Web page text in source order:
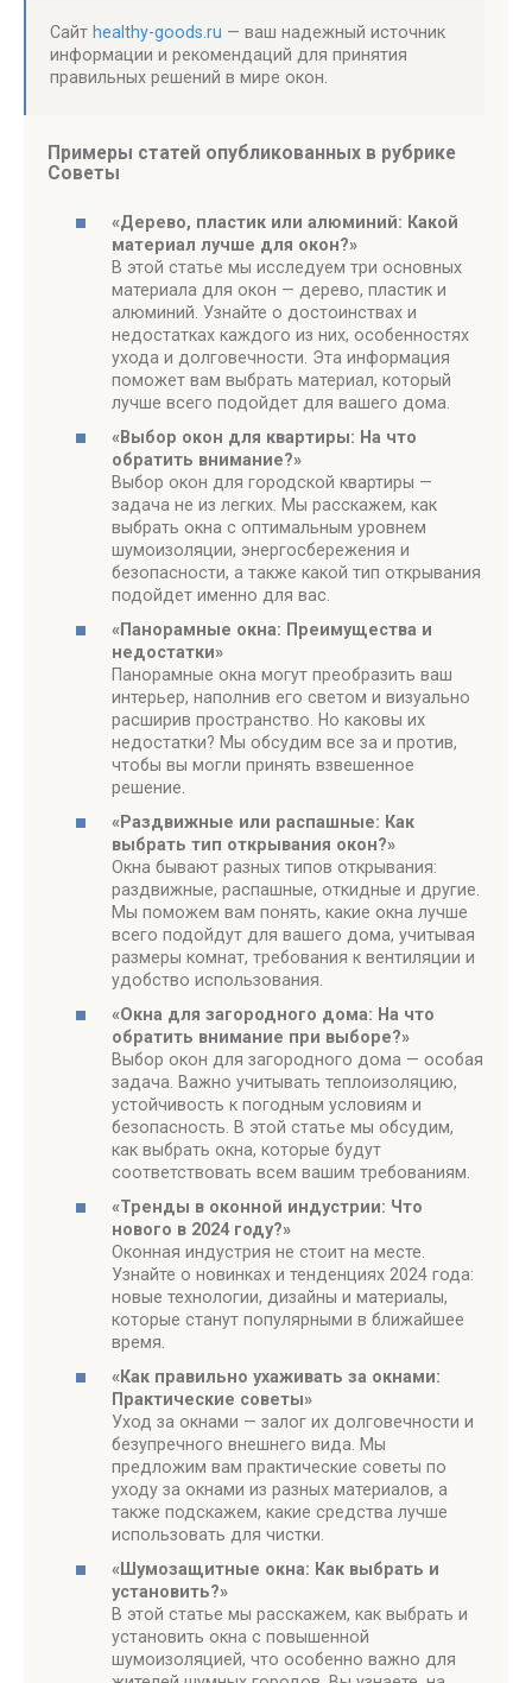
Сайт healthy-goods.ru — ваш надежный источник
информации и рекомендаций для принятия
правильных решений в мире окон.
Примеры статей опубликованных в рубрике
Советы
«Дерево, пластик или алюминий: Какой
материал лучше для окон?»
В этой статье мы исследуем три основных
материала для окон — дерево, пластик и
алюминий. Узнайте о достоинствах и
недостатках каждого из них, особенностях
ухода и долговечности. Эта информация
поможет вам выбрать материал, который
лучше всего подойдет для вашего дома.
«Выбор окон для квартиры: На что
обратить внимание?»
Выбор окон для городской квартиры —
задача не из легких. Мы расскажем, как
выбрать окна с оптимальным уровнем
шумоизоляции, энергосбережения и
безопасности, а также какой тип открывания
подойдет именно для вас.
«Панорамные окна: Преимущества и
недостатки»
Панорамные окна могут преобразить ваш
интерьер, наполнив его светом и визуально
расширив пространство. Но каковы их
недостатки? Мы обсудим все за и против,
чтобы вы могли принять взвешенное
решение.
«Раздвижные или распашные: Как
выбрать тип открывания окон?»
Окна бывают разных типов открывания:
раздвижные, распашные, откидные и другие.
Мы поможем вам понять, какие окна лучше
всего подойдут для вашего дома, учитывая
размеры комнат, требования к вентиляции и
удобство использования.
«Окна для загородного дома: На что
обратить внимание при выборе?»
Выбор окон для загородного дома — особая
задача. Важно учитывать теплоизоляцию,
устойчивость к погодным условиям и
безопасность. В этой статье мы обсудим,
как выбрать окна, которые будут
соответствовать всем вашим требованиям.
«Тренды в оконной индустрии: Что
нового в 2024 году?»
Оконная индустрия не стоит на месте.
Узнайте о новинках и тенденциях 2024 года:
новые технологии, дизайны и материалы,
которые станут популярными в ближайшее
время.
«Как правильно ухаживать за окнами:
Практические советы»
Уход за окнами — залог их долговечности и
безупречного внешнего вида. Мы
предложим вам практические советы по
уходу за окнами из разных материалов, а
также подскажем, какие средства лучше
использовать для чистки.
«Шумозащитные окна: Как выбрать и
установить?»
В этой статье мы расскажем, как выбрать и
установить окна с повышенной
шумоизоляцией, что особенно важно для